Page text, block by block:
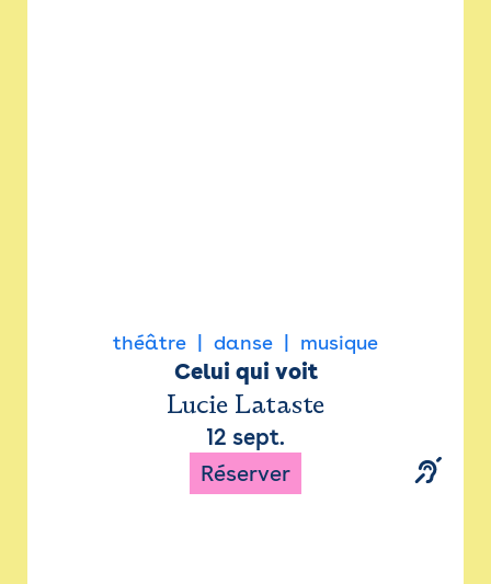
théâtre danse musique
Celui qui voit
Lucie Lataste
12 sept.
Réserver